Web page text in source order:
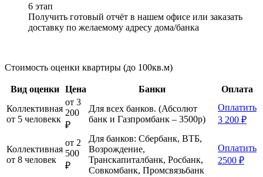
6 этап
Получить готовый отчёт в нашем офисе или заказать
доставку по желаемому адресу дома/банка
Стоимость оценки квартиры (до 100кв.м)
Вид оценки Цена Банки
Оплата
Коллективная
от 5 человекк
от 3
200
₽
Для всех банков. (Абсолют
банк и Газпромбанк – 3500р)
Оплатить
3 200 ₽
Коллективная
от 8 человек
от 2
500
₽
Для банков: Сбербанк, ВТБ,
Возрождение,
Транскапиталбанк, Росбанк,
Совкомбанк, Промсвязьбанк
Оплатить
2500 ₽